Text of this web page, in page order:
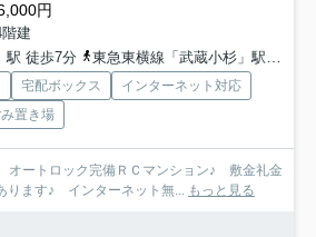
円
建
駅 徒歩7分
東急東横線「武蔵小杉」駅 徒歩15分
宅配ボックス
インターネット対応
置き場
オートロック完備ＲＣマンション♪ 敷金礼金
ります♪ インターネット無... もっと見る